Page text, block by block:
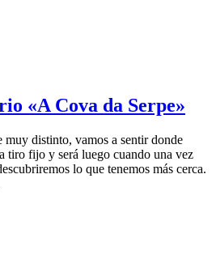
«A Cova da Serpe»
distinto, vamos a sentir donde
tiro fijo y será luego cuando una vez
lo que tenemos más cerca.